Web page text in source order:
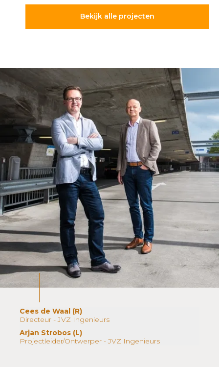
Bekijk alle projecten
Cees de Waal (R)
Directeur - JVZ Ingenieurs
Arjan Strobos (L)
Projectleider/Ontwerper - JVZ Ingenieurs